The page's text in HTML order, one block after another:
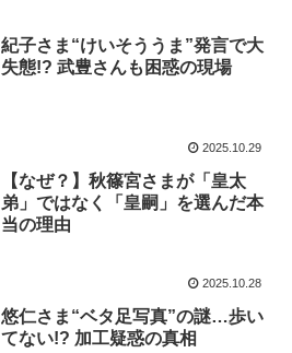
紀子さま“けいそううま”発言で大
失態!? 武豊さんも困惑の現場
2025.10.29
【なぜ？】秋篠宮さまが「皇太
弟」ではなく「皇嗣」を選んだ本
当の理由
2025.10.28
悠仁さま“ベタ足写真”の謎…歩い
てない!? 加工疑惑の真相